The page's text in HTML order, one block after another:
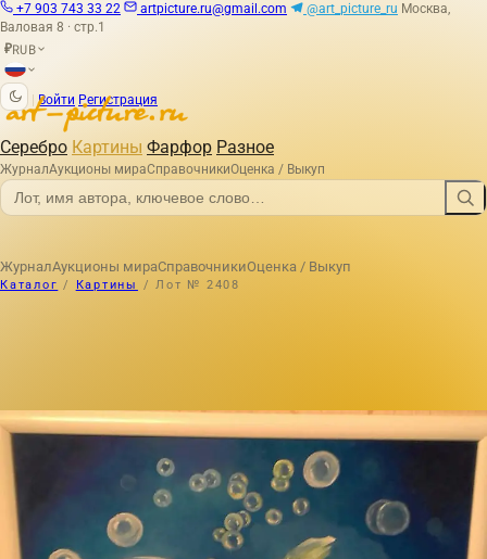
+7 903 743 33 22 artpicture.ru@gmail.com @art_picture_ru Москва,
Валовая 8 · стр.1
₽RUB
Войти Регистрация
Серебро Картины Фарфор Разное
ЖурналАукционы мираСправочникиОценка / Выкуп
ЖурналАукционы мираСправочникиОценка / Выкуп
Каталог / Картины / Лот № 2408